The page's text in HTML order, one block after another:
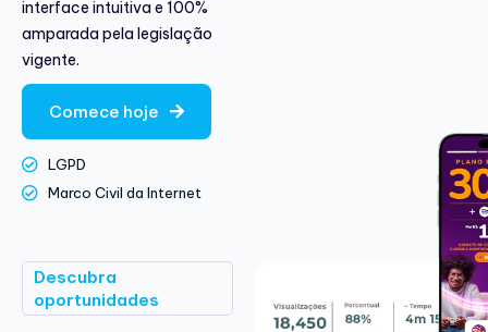
interface intuitiva e 100%
amparada pela legislação
vigente.
Comece hoje
LGPD
Marco Civil da Internet
Descubra
oportunidades